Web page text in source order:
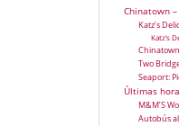
Chinatown
Katz’s
Katz’s
Chinatown
Two
Seaport:
Últimas
M&M’S
Autobús